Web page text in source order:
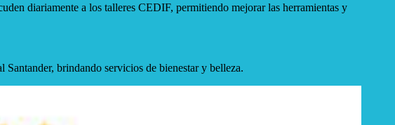
diariamente a los talleres CEDIF, permitiendo mejorar las herramientas y
brindando servicios de bienestar y belleza.